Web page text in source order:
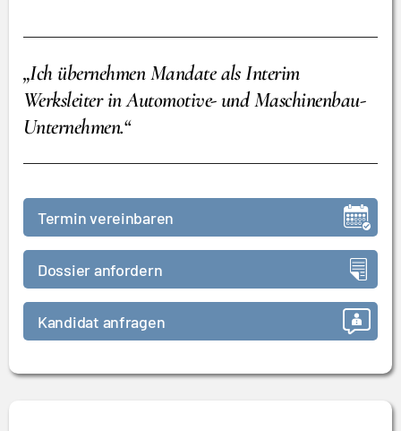
„Ich übernehmen Mandate als Interim
Werksleiter in Automotive- und Maschinenbau-
Unternehmen.“
Termin vereinbaren
Dossier anfordern
Kandidat anfragen